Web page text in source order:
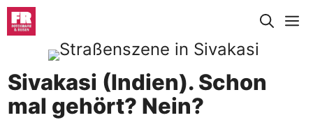
Zum
Inhalt
springen
Sivakasi (Indien). Schon
mal gehört? Nein?